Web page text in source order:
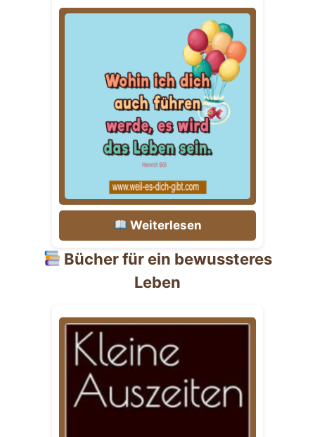
Weiterlesen
Bücher für ein bewussteres
Leben